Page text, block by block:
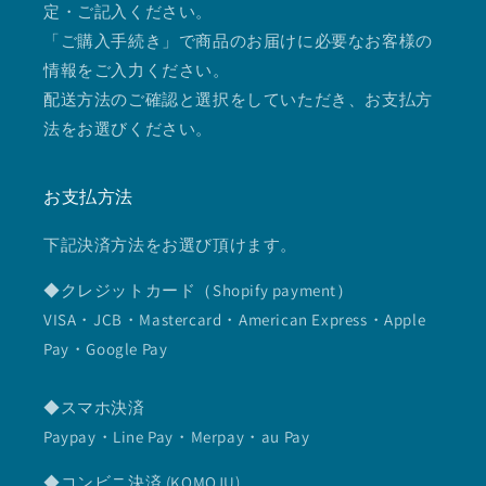
定・ご記入ください。
「ご購入手続き」で商品のお届けに必要なお客様の
情報をご入力ください。
配送方法のご確認と選択をしていただき、お支払方
法をお選びください。
お支払方法
下記決済方法をお選び頂けます。
◆クレジットカード（Shopify payment）
VISA・JCB・Mastercard・American Express・Apple
Pay・Google Pay
◆スマホ決済
Paypay・Line Pay・Merpay・au Pay